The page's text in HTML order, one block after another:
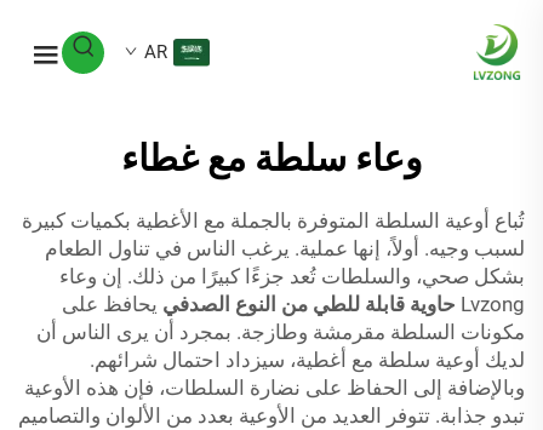
AR
وعاء سلطة مع غطاء
تُباع أوعية السلطة المتوفرة بالجملة مع الأغطية بكميات كبيرة
لسبب وجيه. أولاً، إنها عملية. يرغب الناس في تناول الطعام
بشكل صحي، والسلطات تُعد جزءًا كبيرًا من ذلك. إن وعاء
Lvzong حاوية قابلة للطي من النوع الصدفي يحافظ على
مكونات السلطة مقرمشة وطازجة. بمجرد أن يرى الناس أن
لديك أوعية سلطة مع أغطية، سيزداد احتمال شرائهم.
وبالإضافة إلى الحفاظ على نضارة السلطات، فإن هذه الأوعية
تبدو جذابة. تتوفر العديد من الأوعية بعدد من الألوان والتصاميم